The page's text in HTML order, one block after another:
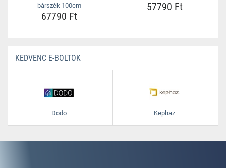
bárszék 100cm
67790 Ft
57790 Ft
KEDVENC E-BOLTOK
Dodo Kephaz